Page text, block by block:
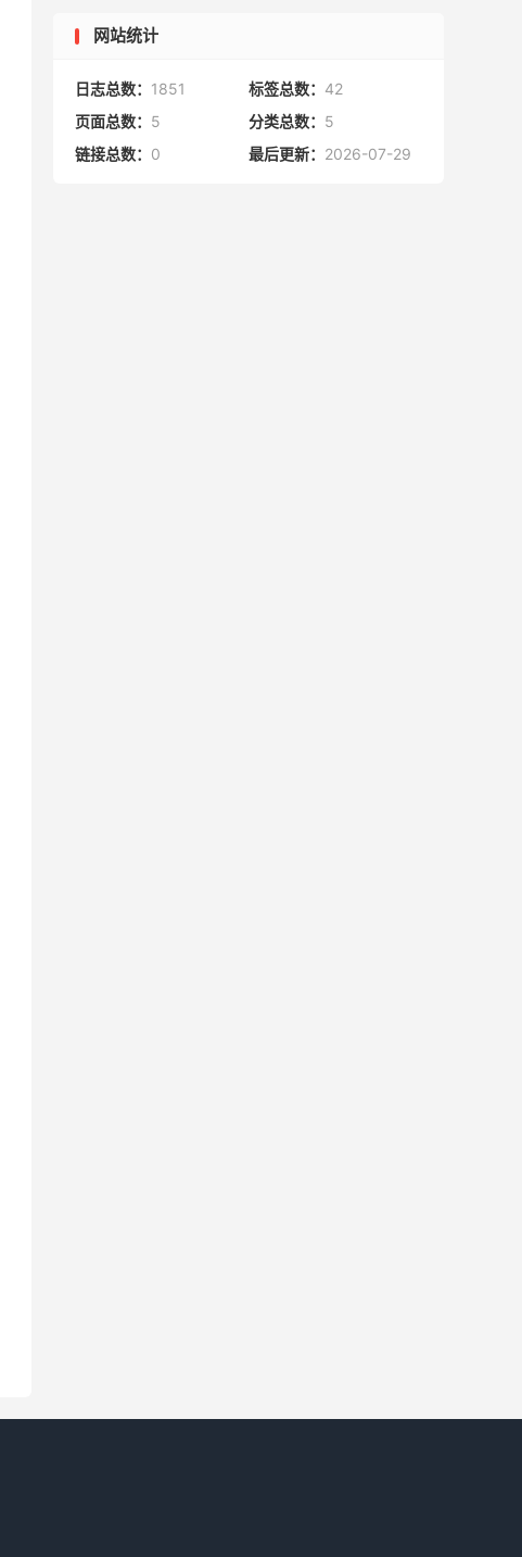
网站统计
日志总数： 1851 标签总数： 42
页面总数： 5 分类总数： 5
链接总数： 0 最后更新： 2026-07-29